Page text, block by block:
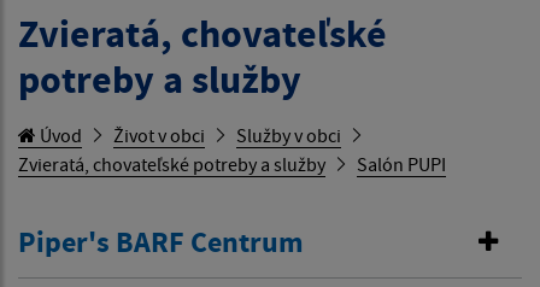
Zvieratá, chovateľské
potreby a služby
Úvod Život v obci
Služby v obci
Zvieratá, chovateľské potreby a služby
Salón PUPI
Piper's BARF Centrum